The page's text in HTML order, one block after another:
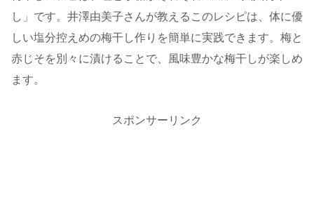
し」です。井澤由美子さんが教えるこのレシピは、体に優
しい塩分控えめの梅干し作りを簡単に実践できます。梅と
赤じそを別々に漬けることで、風味豊かな梅干しが楽しめ
ます。
スポンサーリンク